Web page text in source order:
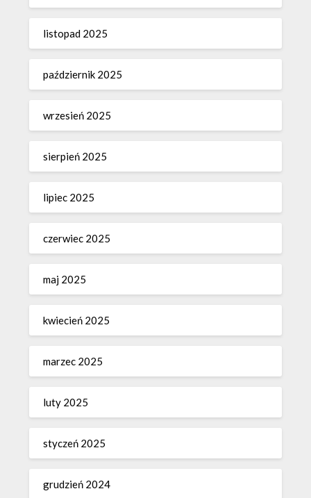
listopad 2025
październik 2025
wrzesień 2025
sierpień 2025
lipiec 2025
czerwiec 2025
maj 2025
kwiecień 2025
marzec 2025
luty 2025
styczeń 2025
grudzień 2024